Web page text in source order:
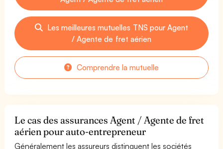
Les meilleures mutuelles TNS pour Agent
/ Agente de fret aérien
Comprendre la mutuelle
Le cas des assurances Agent / Agente de fret
aérien pour auto-entrepreneur
Généralement les assureurs distinguent les sociétés